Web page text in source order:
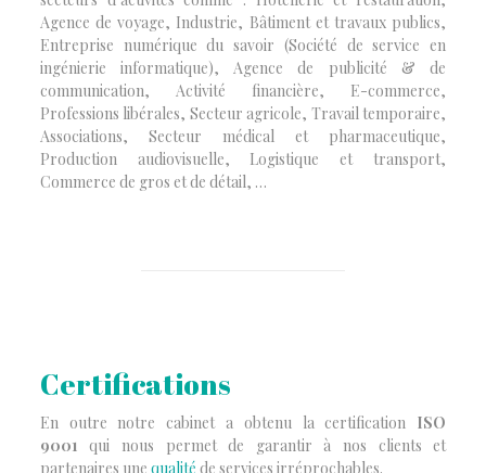
Agence de voyage, Industrie, Bâtiment et travaux publics,
Entreprise numérique du savoir (Société de service en
ingénierie informatique), Agence de publicité & de
communication, Activité financière, E-commerce,
Professions libérales, Secteur agricole, Travail temporaire,
Associations, Secteur médical et pharmaceutique,
Production audiovisuelle, Logistique et transport,
Commerce de gros et de détail, …
Certifications
En outre notre cabinet a obtenu la certification ISO
9001 qui nous permet de garantir à nos clients et
partenaires une qualité de services irréprochables.